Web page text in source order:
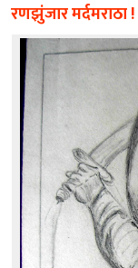
रणझुंजार मर्दमराठा !